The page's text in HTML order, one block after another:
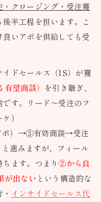
クロージング・受注獲
半工程を担います。こ
いアポを供給しても受
イドセールス（IS）が獲
望商談） を引き継ぎ、
す。リード〜受注のフ
）
）→③有効商談→受注
進みますが、フィール
ます。つまり②から良
が出ない という構造的な
インサイドセールス代